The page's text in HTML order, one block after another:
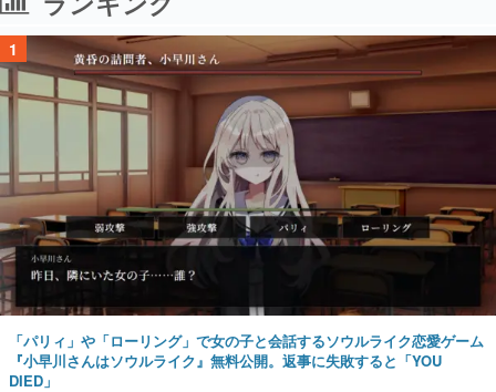
1
「パリィ」や「ローリング」で女の子と会話するソウルライク恋愛ゲーム
『小早川さんはソウルライク』無料公開。返事に失敗すると「YOU
DIED」